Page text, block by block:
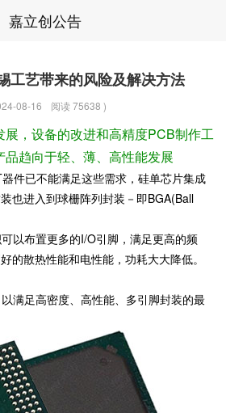
嘉立创公告
工艺带来的风险及解决方法
08-16 阅读 75638 )
，设备的改进和高精度PCB制作工
趋向于轻、薄、高性能发展
件已不能满足这些需求，硅单芯片集成
也进入到球栅阵列封装－即BGA(Ball
以布置更多的I/O引脚，满足更高的频
的散热性能和电性能，功耗大大降低。
满足高密度、高性能、多引脚封装的最